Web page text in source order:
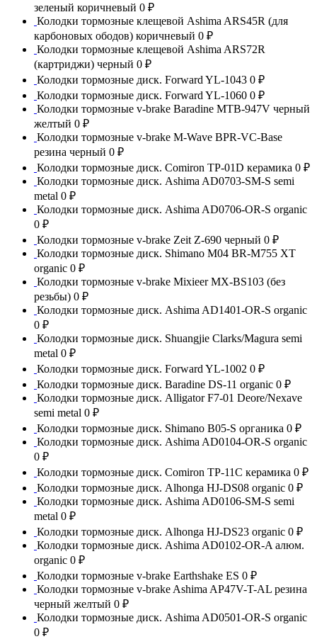
зеленый коричневый 0 ₽
Колодки тормозные клещевой Ashima ARS45R (для
карбоновых ободов) коричневый 0 ₽
Колодки тормозные клещевой Ashima ARS72R
(картриджи) черный 0 ₽
Колодки тормозные диск. Forward YL-1043 0 ₽
Колодки тормозные диск. Forward YL-1060 0 ₽
Колодки тормозные v-brake Baradine MTB-947V черный
желтый 0 ₽
Колодки тормозные v-brake M-Wave BPR-VC-Base
резина черный 0 ₽
Колодки тормозные диск. Comiron TP-01D керамика 0 ₽
Колодки тормозные диск. Ashima AD0703-SM-S semi
metal 0 ₽
Колодки тормозные диск. Ashima AD0706-OR-S organic
0 ₽
Колодки тормозные v-brake Zeit Z-690 черный 0 ₽
Колодки тормозные диск. Shimano M04 BR-M755 XT
organic 0 ₽
Колодки тормозные v-brake Mixieer MX-BS103 (без
резьбы) 0 ₽
Колодки тормозные диск. Ashima AD1401-OR-S organic
0 ₽
Колодки тормозные диск. Shuangjie Clarks/Magura semi
metal 0 ₽
Колодки тормозные диск. Forward YL-1002 0 ₽
Колодки тормозные диск. Baradine DS-11 organic 0 ₽
Колодки тормозные диск. Alligator F7-01 Deore/Nexave
semi metal 0 ₽
Колодки тормозные диск. Shimano B05-S органика 0 ₽
Колодки тормозные диск. Ashima AD0104-OR-S organic
0 ₽
Колодки тормозные диск. Comiron TP-11C керамика 0 ₽
Колодки тормозные диск. Alhonga HJ-DS08 organic 0 ₽
Колодки тормозные диск. Ashima AD0106-SM-S semi
metal 0 ₽
Колодки тормозные диск. Alhonga HJ-DS23 organic 0 ₽
Колодки тормозные диск. Ashima AD0102-OR-A алюм.
organic 0 ₽
Колодки тормозные v-brake Earthshake ES 0 ₽
Колодки тормозные v-brake Ashima AP47V-T-AL резина
черный желтый 0 ₽
Колодки тормозные диск. Ashima AD0501-OR-S organic
0 ₽